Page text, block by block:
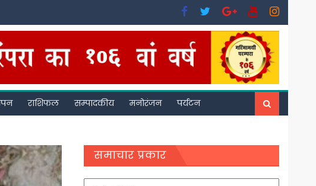
राशिफल सम्पादकीय मनोरंजन पर्यटन
समाचार प्रकार